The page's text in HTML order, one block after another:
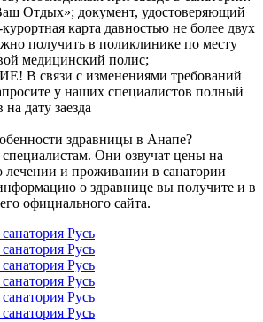
Отдых»; документ, удостоверяющий
карта давностью не более двух
получить в поликлинике по месту
медицинский полис;
связи с изменениями требований
у наших специалистов полный
дату заезда
здравницы в Анапе?
Они озвучат цены на
лечении и проживании в санатории
о здравнице вы получите и в
официального сайта.